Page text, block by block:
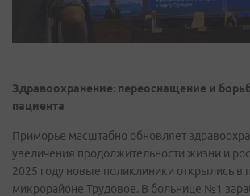
Здравоохранение: переоснащение и
пациента
Приморье масштабно обновляет
увеличения продолжительности жизни и
2025 году новые поликлиники открылись в
микрорайоне Трудовое. В больнице №1